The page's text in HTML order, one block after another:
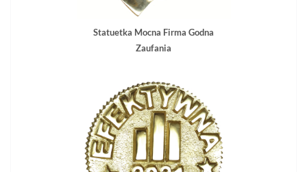
Statuetka Mocna Firma Godna
Zaufania